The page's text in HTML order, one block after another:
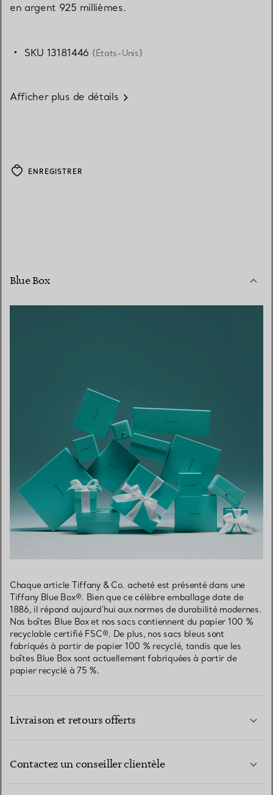
en argent 925 millièmes.
SKU 13181446 (États-Unis)
Afficher plus de détails
ENREGISTRER
Blue Box
Chaque article Tiffany & Co. acheté est présenté dans une
Tiffany Blue Box®. Bien que ce célèbre emballage date de
1886, il répond aujourd’hui aux normes de durabilité modernes.
Nos boîtes Blue Box et nos sacs contiennent du papier 100 %
recyclable certifié FSC®. De plus, nos sacs bleus sont
fabriqués à partir de papier 100 % recyclé, tandis que les
boîtes Blue Box sont actuellement fabriquées à partir de
papier recyclé à 75 %.
Livraison et retours offerts
Contactez un conseiller clientèle